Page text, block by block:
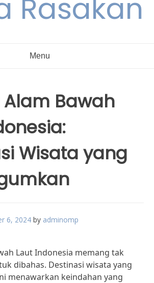
Rasakan
Menu
Alam Bawah
Wisata yang
6, 2024 by adminomp
Laut Indonesia memang tak
dibahas. Destinasi wisata yang
menawarkan keindahan yang